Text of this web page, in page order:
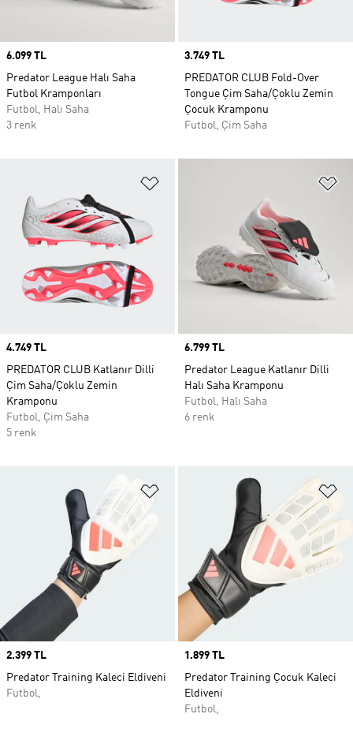
Price
6.099 TL
Predator League Halı Saha
Futbol Kramponları
Futbol, Halı Saha
3 renk
Price
3.749 TL
PREDATOR CLUB Fold-Over
Tongue Çim Saha/Çoklu Zemin
Çocuk Kramponu
Futbol, Çim Saha
Price
4.749 TL
PREDATOR CLUB Katlanır Dilli
Çim Saha/Çoklu Zemin
Kramponu
Futbol, Çim Saha
5 renk
Price
6.799 TL
Predator League Katlanır Dilli
Halı Saha Kramponu
Futbol, Halı Saha
6 renk
Favori Listesine Ekle
Price
2.399 TL
Predator Training Kaleci Eldiveni
Futbol,
Price
1.899 TL
Predator Training Çocuk Kaleci
Eldiveni
Futbol,